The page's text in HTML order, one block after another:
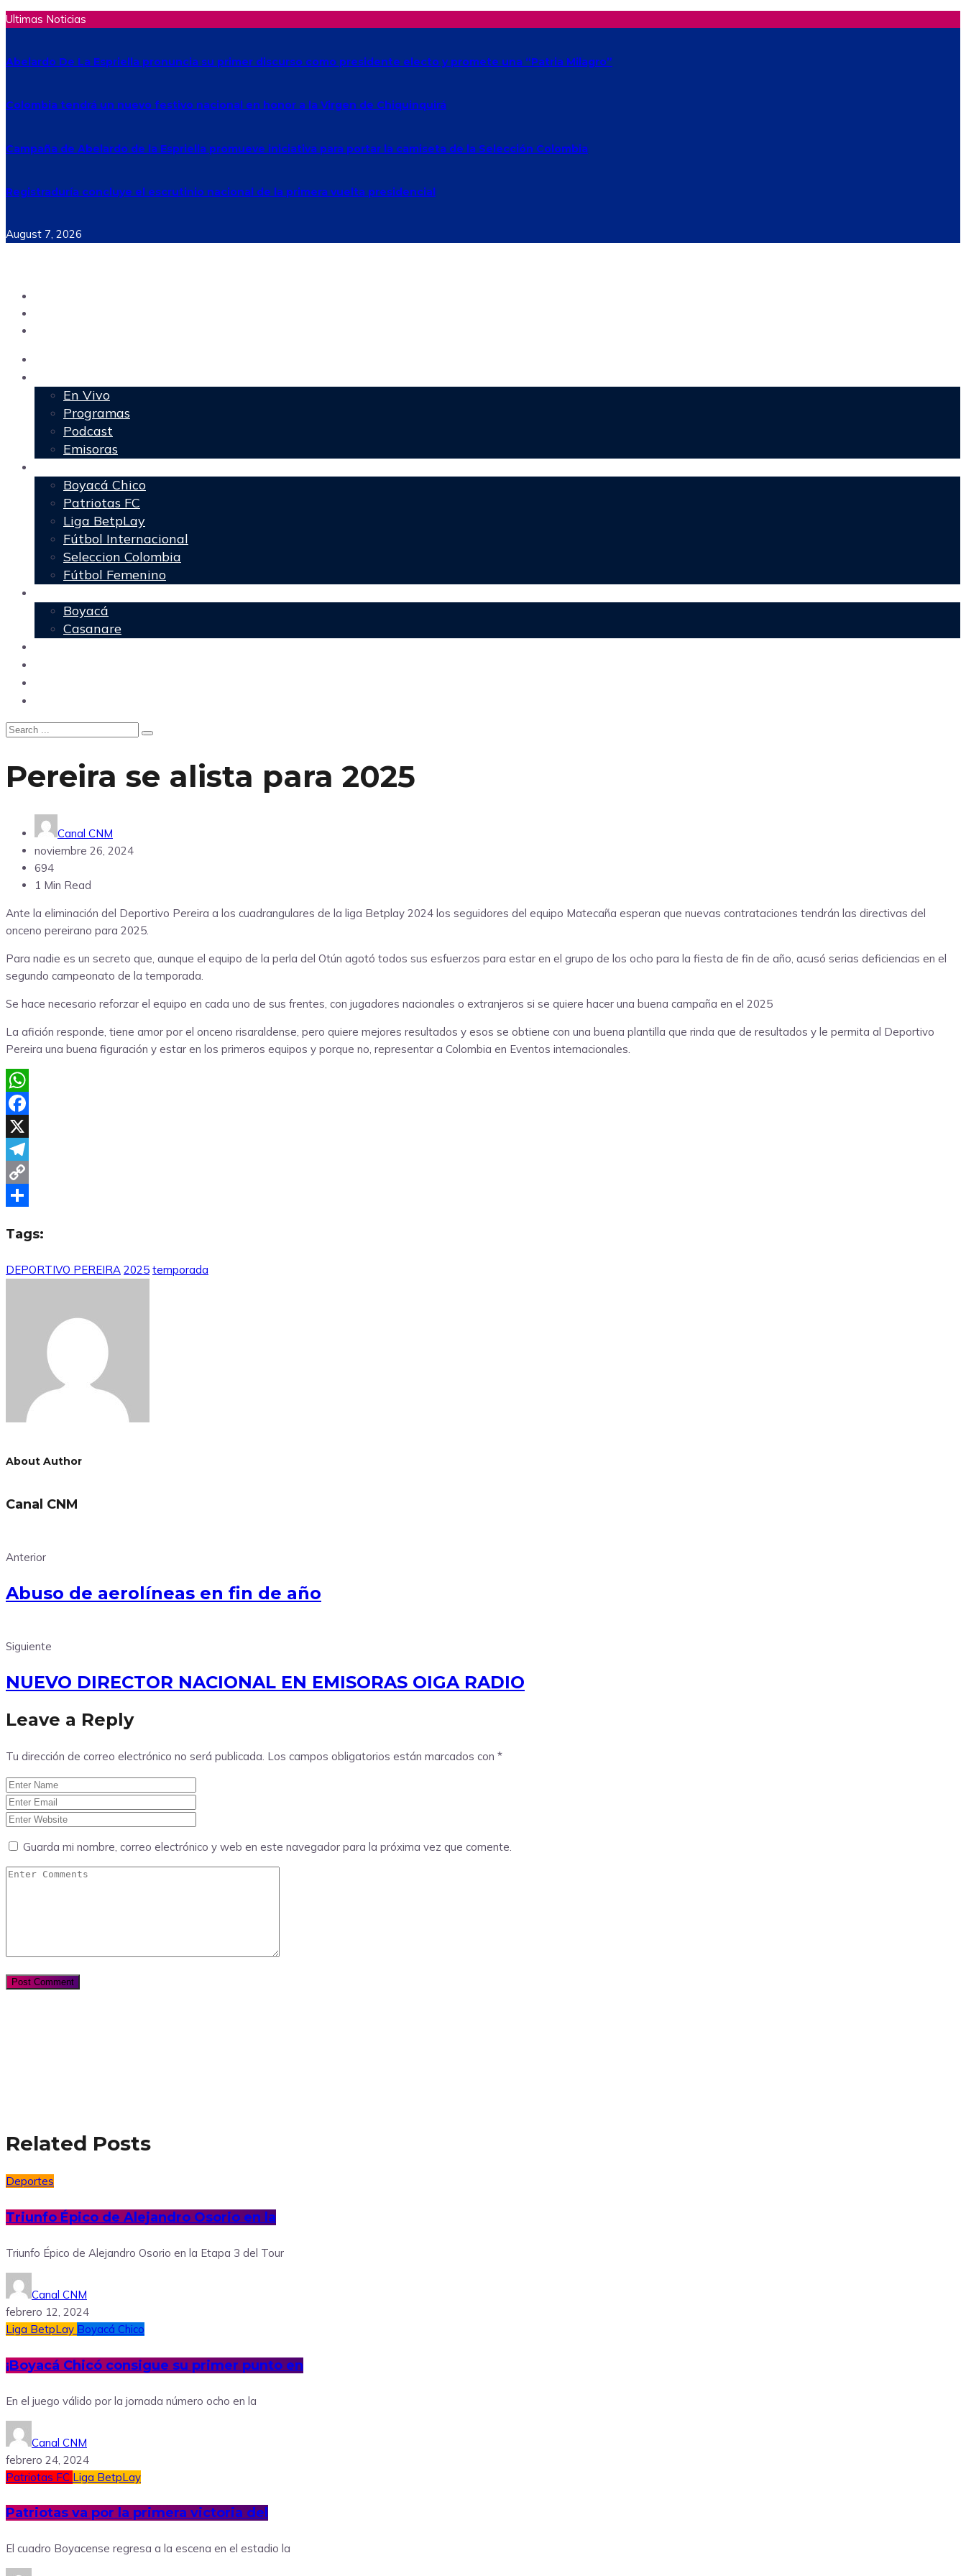
Ultimas Noticias
Abelardo De La Espriella pronuncia su primer discurso como presidente electo y promete una “Patria Milagro”
Colombia tendrá un nuevo festivo nacional en honor a la Virgen de Chiquinquirá
Campaña de Abelardo de la Espriella promueve iniciativa para portar la camiseta de la Selección Colombia
Registraduría concluye el escrutinio nacional de la primera vuelta presidencial
August 7, 2026
En Vivo
Programas
Podcast
Emisoras
Boyacá Chico
Patriotas FC
Liga BetpLay
Fútbol Internacional
Seleccion Colombia
Fútbol Femenino
Boyacá
Casanare
Pereira se alista para 2025
Canal CNM
noviembre 26, 2024
694
1 Min Read
Ante la eliminación del Deportivo Pereira a los cuadrangulares de la liga Betplay 2024 los seguidores del equipo Matecaña esperan que nuevas contrataciones tendrán las directivas del
onceno pereirano para 2025.
Para nadie es un secreto que, aunque el equipo de la perla del Otún agotó todos sus esfuerzos para estar en el grupo de los ocho para la fiesta de fin de año, acusó serias deficiencias en el
segundo campeonato de la temporada.
Se hace necesario reforzar el equipo en cada uno de sus frentes, con jugadores nacionales o extranjeros si se quiere hacer una buena campaña en el 2025
La afición responde, tiene amor por el onceno risaraldense, pero quiere mejores resultados y esos se obtiene con una buena plantilla que rinda que de resultados y le permita al Deportivo
Pereira una buena figuración y estar en los primeros equipos y porque no, representar a Colombia en Eventos internacionales.
WhatsApp
Facebook
X
Telegram
Copy
Tags:
DEPORTIVO PEREIRA 2025 temporada
About Author
Canal CNM
Anterior
Abuso de aerolíneas en fin de año
Siguiente
NUEVO DIRECTOR NACIONAL EN EMISORAS OIGA RADIO
Leave a Reply
Tu dirección de correo electrónico no será publicada. Los campos obligatorios están marcados con *
Guarda mi nombre, correo electrónico y web en este navegador para la próxima vez que comente.
Related Posts
Deportes
Triunfo Épico de Alejandro Osorio en la
Triunfo Épico de Alejandro Osorio en la Etapa 3 del Tour
Canal CNM
febrero 12, 2024
Liga BetpLay Boyacá Chico
¡Boyacá Chicó consigue su primer punto en
En el juego válido por la jornada número ocho en la
Canal CNM
febrero 24, 2024
Patriotas FC Liga BetpLay
Patriotas va por la primera victoria del
El cuadro Boyacense regresa a la escena en el estadio la